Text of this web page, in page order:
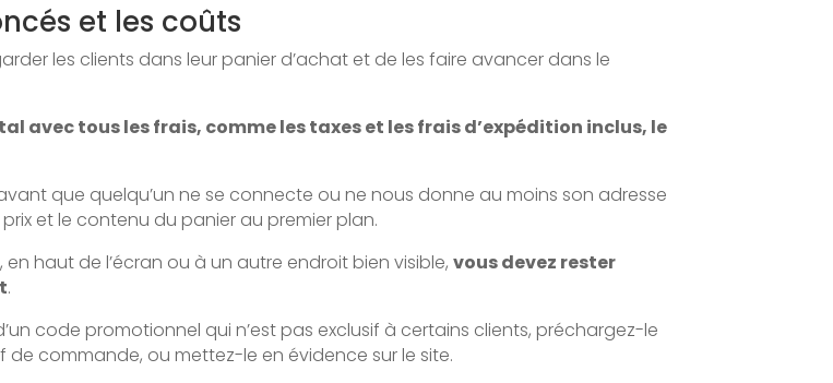
et les coûts
les clients dans leur panier d’achat et de les faire avancer dans le
avec tous les frais, comme les taxes et les frais d’expédition inclus, le
que quelqu’un ne se connecte ou ne nous donne au moins son adresse
et le contenu du panier au premier plan.
en haut de l’écran ou à un autre endroit bien visible,vous devez rester
.
code promotionnel qui n’est pas exclusif à certains clients, préchargez-le
commande, ou mettez-le en évidence sur le site.